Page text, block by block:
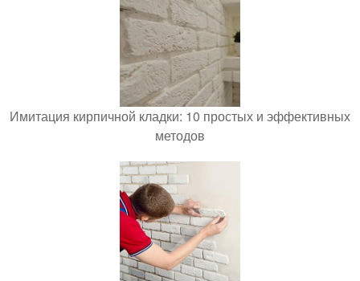
Имитация кирпичной кладки: 10 простых и эффективных
методов